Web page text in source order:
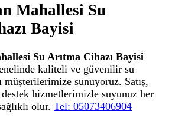
Mahallesi Su
Bayisi
Su Arıtma Cihazı Bayisi
kaliteli ve güvenilir su
müşterilerimize sunuyoruz. Satış,
hizmetlerimizle suyunuz her
olur. Tel: 05073406904